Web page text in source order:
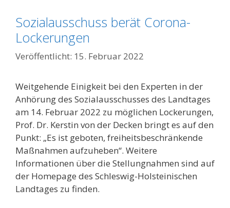
Sozialausschuss berät Corona-
Lockerungen
15. Februar 2022
Weitgehende Einigkeit bei den Experten in der
Anhörung des Sozialausschusses des Landtages
am 14. Februar 2022 zu möglichen Lockerungen,
Prof. Dr. Kerstin von der Decken bringt es auf den
Punkt: „Es ist geboten, freiheitsbeschränkende
Maßnahmen aufzuheben“. Weitere
Informationen über die Stellungnahmen sind auf
der Homepage des Schleswig-Holsteinischen
Landtages zu finden.